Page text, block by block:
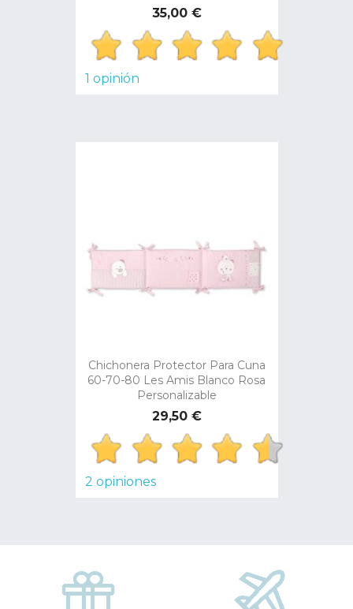
Precio
35,00 €
1 opinión
Chichonera Protector Para Cuna
60-70-80 Les Amis Blanco Rosa
Personalizable
Precio
29,50 €
2 opiniones